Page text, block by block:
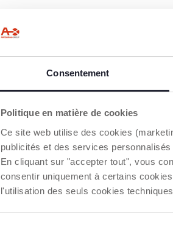
Consentement
Politique en matière de cookies
Ce site web utilise des cookies
publicités et des services
En cliquant sur "accepter tout", vous
consentir uniquement à certains
l'utilisation des seuls cookies